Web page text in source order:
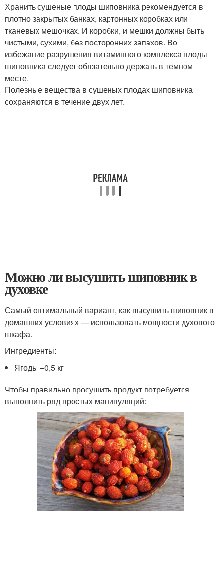
Хранить сушеные плоды шиповника рекомендуется в
плотно закрытых банках, картонных коробках или
тканевых мешочках. И коробки, и мешки должны быть
чистыми, сухими, без посторонних запахов. Во
избежание разрушения витаминного комплекса плоды
шиповника следует обязательно держать в темном
месте.
Полезные вещества в сушеных плодах шиповника
сохраняются в течение двух лет.
Можно ли высушить шиповник в
духовке
Самый оптимальный вариант, как высушить шиповник в
домашних условиях — использовать мощности духового
шкафа.
Ингредиенты:
Ягоды –0,5 кг
Чтобы правильно просушить продукт потребуется
выполнить ряд простых манипуляций: